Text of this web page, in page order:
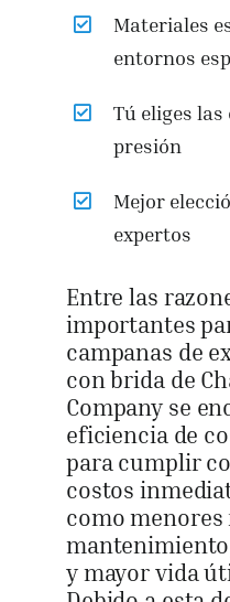
Materiales
entornos
Tú eliges
presión
Mejor
expertos
Entre las
importantes
campanas de
con brida de
Company se
eficiencia de
para cumplir
costos
como
y mayor vida